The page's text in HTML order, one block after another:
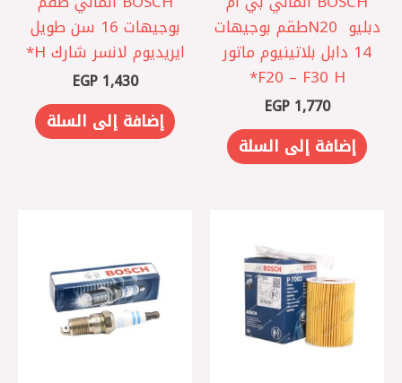
دبليو N20 ‎طقم بوجيهات
14 دابل بلاتينيوم ماتور
F20 – F30 H*
EGP1,770
إضافة إلى السلة
بوجيهات 16 سن طويل
ايريديوم لانسر شارك H*
EGP1,430
إضافة إلى السلة